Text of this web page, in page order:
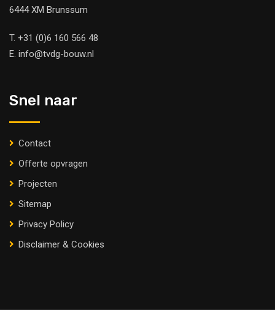
6444 XM Brunssum
T. +31 (0)6 160 566 48
E. info@tvdg-bouw.nl
Snel naar
Contact
Offerte opvragen
Projecten
Sitemap
Privacy Policy
Disclaimer & Cookies